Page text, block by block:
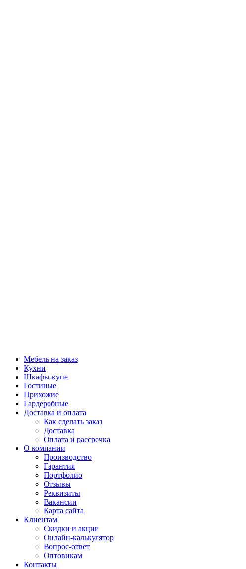
Мебель на заказ
Кухни
Шкафы-купе
Гостиные
Прихожие
Гардеробные
Доставка и оплата
Как сделать заказ
Доставка
Оплата и рассрочка
О компании
Производство
Гарантия
Портфолио
Отзывы
Реквизиты
Вакансии
Карта сайта
Клиентам
Скидки и акции
Онлайн-калькулятор
Вопрос-ответ
Оптовикам
Контакты